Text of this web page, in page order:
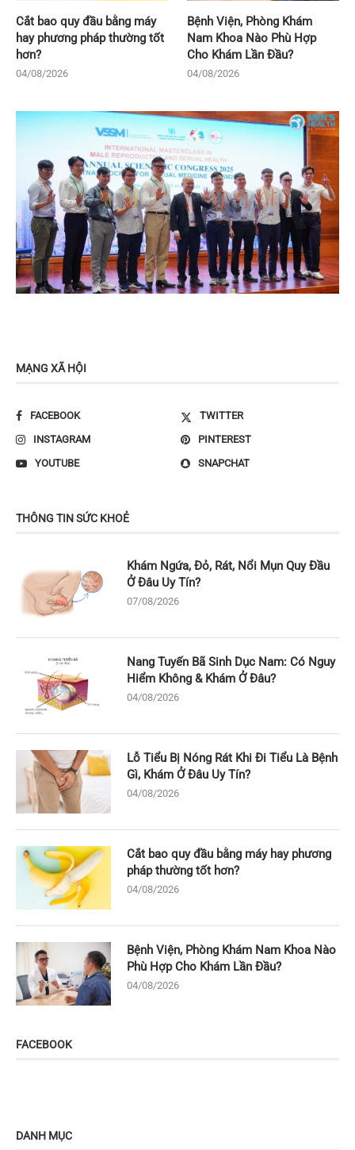
Cắt bao quy đầu bằng máy
hay phương pháp thường tốt
hơn?
04/08/2026
Bệnh Viện, Phòng Khám
Nam Khoa Nào Phù Hợp
Cho Khám Lần Đầu?
04/08/2026
MẠNG XÃ HỘI
FACEBOOK
TWITTER
INSTAGRAM
PINTEREST
YOUTUBE
SNAPCHAT
THÔNG TIN SỨC KHOẺ
Khám Ngứa, Đỏ, Rát, Nổi Mụn Quy Đầu
Ở Đâu Uy Tín?
07/08/2026
Nang Tuyến Bã Sinh Dục Nam: Có Nguy
Hiểm Không & Khám Ở Đâu?
04/08/2026
Lỗ Tiểu Bị Nóng Rát Khi Đi Tiểu Là Bệnh
Gì, Khám Ở Đâu Uy Tín?
04/08/2026
Cắt bao quy đầu bằng máy hay phương
pháp thường tốt hơn?
04/08/2026
Bệnh Viện, Phòng Khám Nam Khoa Nào
Phù Hợp Cho Khám Lần Đầu?
04/08/2026
FACEBOOK
DANH MỤC